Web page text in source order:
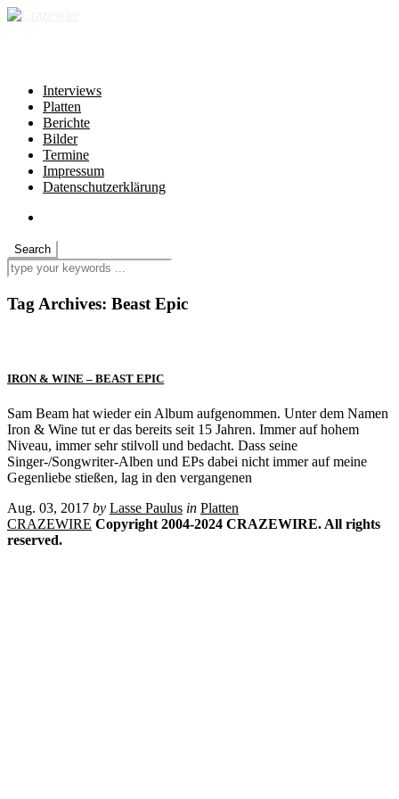
Interviews
Platten
Berichte
Bilder
Termine
Impressum
Datenschutzerklärung
Tag Archives: Beast Epic
IRON & WINE – BEAST EPIC
Sam Beam hat wieder ein Album aufgenommen. Unter dem Namen
Iron & Wine tut er das bereits seit 15 Jahren. Immer auf hohem
Niveau, immer sehr stilvoll und bedacht. Dass seine
Singer-/Songwriter-Alben und EPs dabei nicht immer auf meine
Gegenliebe stießen, lag in den vergangenen
Aug. 03, 2017 by Lasse Paulus in Platten
CRAZEWIRE Copyright 2004-2024 CRAZEWIRE. All rights
reserved.